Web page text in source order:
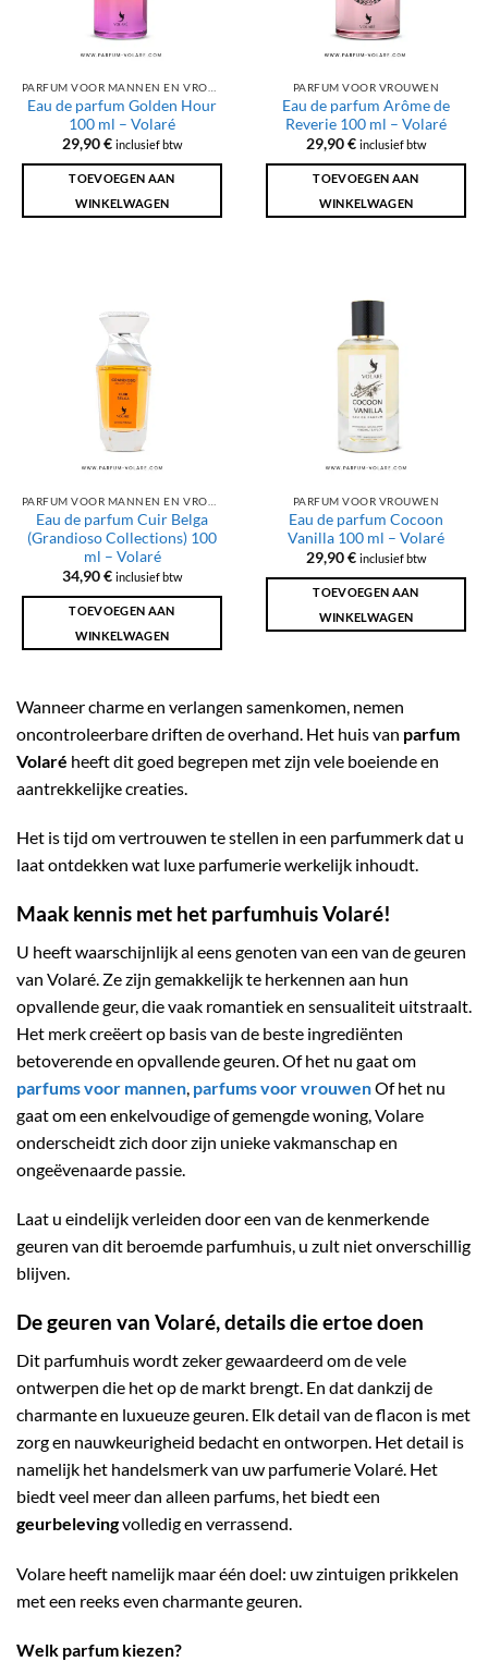
PARFUM VOOR MANNEN EN VROUWEN
Eau de parfum Golden Hour
100 ml – Volaré
29,90€ inclusief btw
TOEVOEGEN AAN
WINKELWAGEN
PARFUM VOOR VROUWEN
Eau de parfum Arôme de
Reverie 100 ml – Volaré
29,90€ inclusief btw
TOEVOEGEN AAN
WINKELWAGEN
Eau de parfum Cuir Belga
(Grandioso Collections) 100
ml – Volaré
34,90€ inclusief btw
TOEVOEGEN AAN
WINKELWAGEN
PARFUM VOOR VROUWEN
Eau de parfum Cocoon
Vanilla 100 ml – Volaré
29,90€ inclusief btw
TOEVOEGEN AAN
WINKELWAGEN
Wanneer charme en verlangen samenkomen, nemen
oncontroleerbare driften de overhand. Het huis van parfum
Volaré heeft dit goed begrepen met zijn vele boeiende en
aantrekkelijke creaties.
Het is tijd om vertrouwen te stellen in een parfummerk dat u
laat ontdekken wat luxe parfumerie werkelijk inhoudt.
Maak kennis met het parfumhuis Volaré!
U heeft waarschijnlijk al eens genoten van een van de geuren
van Volaré. Ze zijn gemakkelijk te herkennen aan hun
opvallende geur, die vaak romantiek en sensualiteit uitstraalt.
Het merk creëert op basis van de beste ingrediënten
betoverende en opvallende geuren. Of het nu gaat om
parfums voor mannen parfums voor vrouwenOf het nu
gaat om een enkelvoudige of gemengde woning, Volare
onderscheidt zich door zijn unieke vakmanschap en
ongeëvenaarde passie.
Laat u eindelijk verleiden door een van de kenmerkende
geuren van dit beroemde parfumhuis, u zult niet onverschillig
blijven.
De geuren van Volaré, details die ertoe doen
Dit parfumhuis wordt zeker gewaardeerd om de vele
ontwerpen die het op de markt brengt. En dat dankzij de
charmante en luxueuze geuren. Elk detail van de flacon is met
zorg en nauwkeurigheid bedacht en ontworpen. Het detail is
namelijk het handelsmerk van uw parfumerie Volaré. Het
biedt veel meer dan alleen parfums, het biedt een
geurbelevingvolledig en verrassend.
Volare heeft namelijk maar één doel: uw zintuigen prikkelen
met een reeks even charmante geuren.
Welk parfum kiezen?